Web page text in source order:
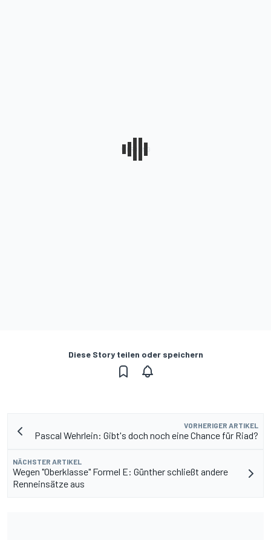
Diese Story teilen oder speichern
VORHERIGER ARTIKEL
Pascal Wehrlein: Gibt's doch noch eine Chance für Riad?
NÄCHSTER ARTIKEL
Wegen "Oberklasse" Formel E: Günther schließt andere
Renneinsätze aus